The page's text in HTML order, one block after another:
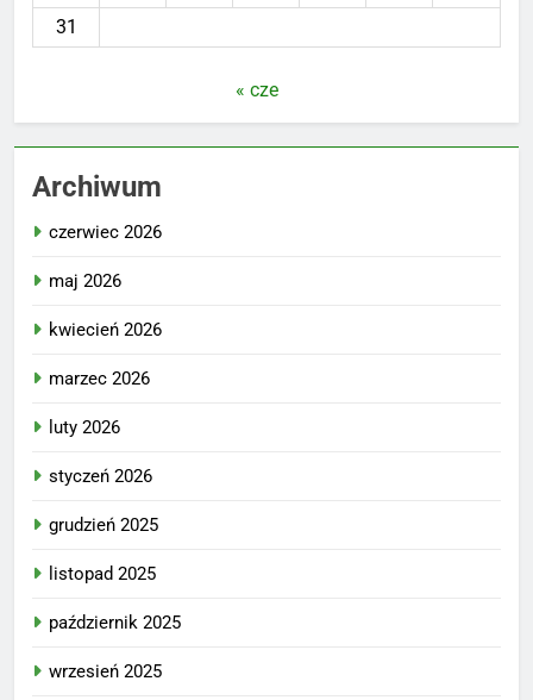
31
« cze
Archiwum
czerwiec 2026
maj 2026
kwiecień 2026
marzec 2026
luty 2026
styczeń 2026
grudzień 2025
listopad 2025
październik 2025
wrzesień 2025